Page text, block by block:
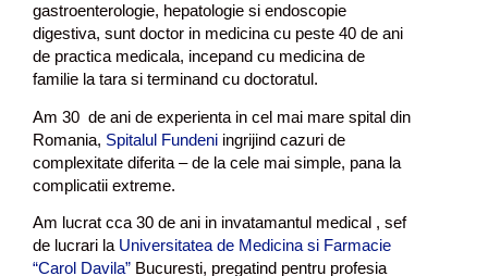
gastroenterologie, hepatologie si endoscopie
digestiva, sunt doctor in medicina cu peste 40 de ani
de practica medicala, incepand cu medicina de
familie la tara si terminand cu doctoratul.
Am 30 de ani de experienta in cel mai mare spital din
Romania, Spitalul Fundeni ingrijind cazuri de
complexitate diferita – de la cele mai simple, pana la
complicatii extreme.
Am lucrat cca 30 de ani in invatamantul medical , sef
de lucrari la Universitatea de Medicina si Farmacie
“Carol Davila” Bucuresti, pregatind pentru profesia